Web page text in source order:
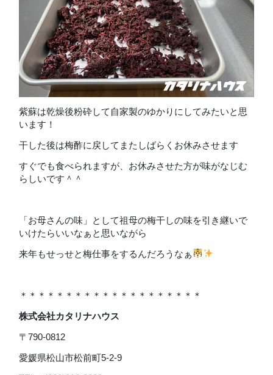
紫蘇は乾燥後粉砕して自家製のゆかりにしてみたいと思
います！
干した後は梅酢に戻してまたしばらくお休みさせます
すぐでも食べられますが、お休みさせた方が味がなじむ
らしいです＾＾
「お母さんの味」として祖母の梅干しの味を引き継いで
いけたらいいなぁと思いながら
来年もせっせと梅仕事をするんだろうなぁ
＊＊＊＊＊＊＊＊＊＊＊＊＊＊＊＊＊＊＊＊
株式会社カタリナハウス
〒790-0812
愛媛県松山市松前町5-2-9